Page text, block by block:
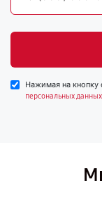
Нажимая на кнопку
персональных данных